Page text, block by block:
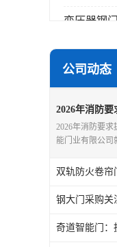
变压器钢门
非标门
抗爆门
快速门
提升门
公司动态
2026年消防
能门夹芯岩棉
明
2026年消防要求
能门业有限公司